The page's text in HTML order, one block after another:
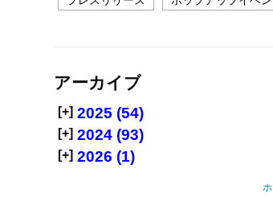
アーカイブ
[+] 2025 (54)
[+] 2024 (93)
[+] 2026 (1)